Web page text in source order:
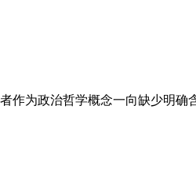
作为政治哲学概念一向缺少明